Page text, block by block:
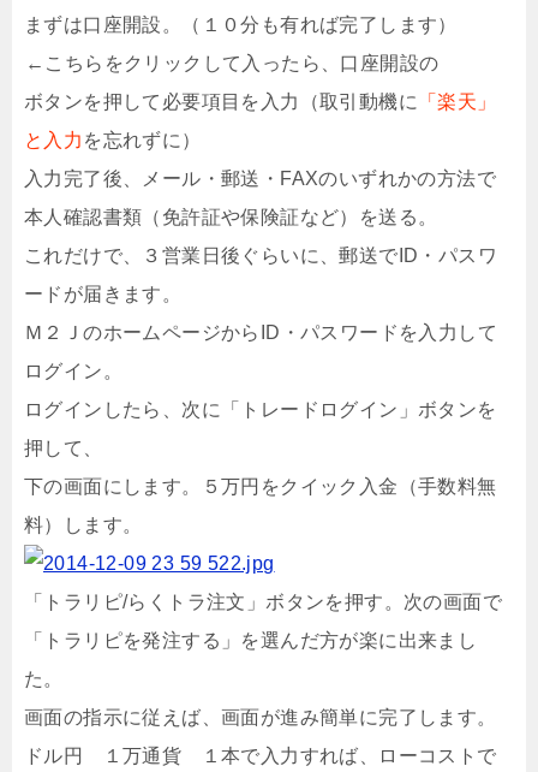
まずは口座開設。（１０分も有れば完了します）
←こちらをクリックして入ったら、口座開設の
ボタンを押して必要項目を入力（取引動機に
「楽天」
と入力 を忘れずに）
入力完了後、メール・郵送・FAXのいずれかの方法で
本人確認書類（免許証や保険証など）を送る。
これだけで、３営業日後ぐらいに、郵送でID・パスワ
ードが届きます。
Ｍ２ＪのホームページからID・パスワードを入力して
ログイン。
ログインしたら、次に「トレードログイン」ボタンを
押して、
下の画面にします。５万円をクイック入金（手数料無
料）します。
「トラリピ/らくトラ注文」ボタンを押す。次の画面で
「トラリピを発注する」を選んだ方が楽に出来まし
た。
画面の指示に従えば、画面が進み簡単に完了します。
ドル円 １万通貨 １本で入力すれば、ローコストで